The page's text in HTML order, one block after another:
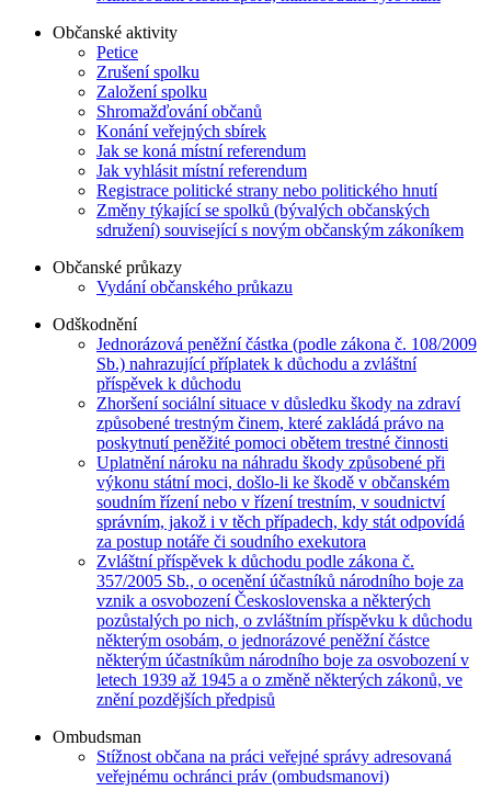
Občanské aktivity
Petice
Zrušení spolku
Založení spolku
Shromažďování občanů
Konání veřejných sbírek
Jak se koná místní referendum
Jak vyhlásit místní referendum
Registrace politické strany nebo politického hnutí
Změny týkající se spolků (bývalých občanských
sdružení) související s novým občanským zákoníkem
Občanské průkazy
Vydání občanského průkazu
Odškodnění
Jednorázová peněžní částka (podle zákona č. 108/2009
Sb.) nahrazující příplatek k důchodu a zvláštní
příspěvek k důchodu
Zhoršení sociální situace v důsledku škody na zdraví
způsobené trestným činem, které zakládá právo na
poskytnutí peněžité pomoci obětem trestné činnosti
Uplatnění nároku na náhradu škody způsobené při
výkonu státní moci, došlo-li ke škodě v občanském
soudním řízení nebo v řízení trestním, v soudnictví
správním, jakož i v těch případech, kdy stát odpovídá
za postup notáře či soudního exekutora
Zvláštní příspěvek k důchodu podle zákona č.
357/2005 Sb., o ocenění účastníků národního boje za
vznik a osvobození Československa a některých
pozůstalých po nich, o zvláštním příspěvku k důchodu
některým osobám, o jednorázové peněžní částce
některým účastníkům národního boje za osvobození v
letech 1939 až 1945 a o změně některých zákonů, ve
znění pozdějších předpisů
Ombudsman
Stížnost občana na práci veřejné správy adresovaná
veřejnému ochránci práv (ombudsmanovi)